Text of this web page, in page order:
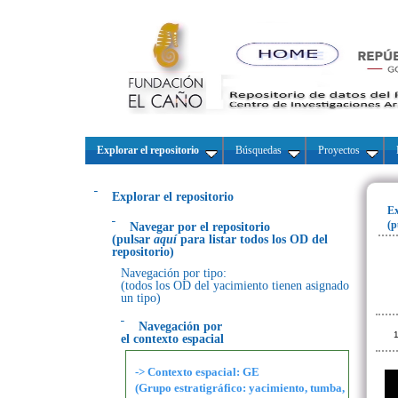
Explorar el repositorio Búsquedas Proyectos
Explorar el repositorio
Navegar por el repositorio
(pulsar aquí para listar todos los OD del
repositorio)
Navegación por tipo:
(todos los OD del yacimiento tienen asignado
un tipo)
Navegación por
el contexto espacial
-> Contexto espacial: GE
(Grupo estratigráfico: yacimiento, tumba,